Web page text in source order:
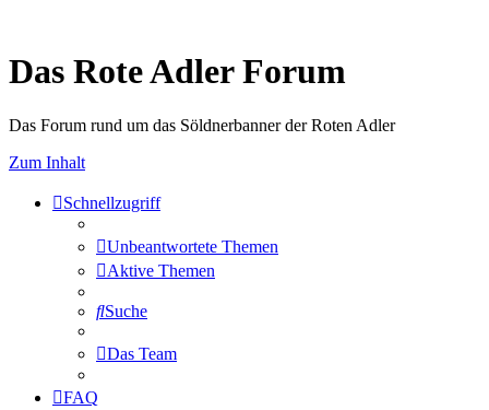
Das Rote Adler Forum
Das Forum rund um das Söldnerbanner der Roten Adler
Zum Inhalt
Schnellzugriff
Unbeantwortete Themen
Aktive Themen
Suche
Das Team
FAQ